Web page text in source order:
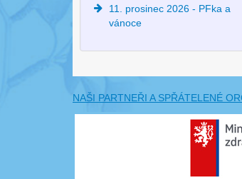
11. prosinec 2026 - PFka a
vánoce
NAŠI PARTNEŘI A SPŘÁTELENÉ